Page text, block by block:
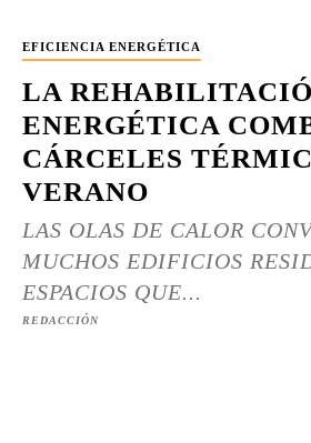
EFICIENCIA ENERGÉTICA
LA
ENERGÉTICA
CÁRCELES
VERANO
LAS OLAS DE CALOR
MUCHOS EDIFICIOS
ESPACIOS QUE...
REDACCIÓN